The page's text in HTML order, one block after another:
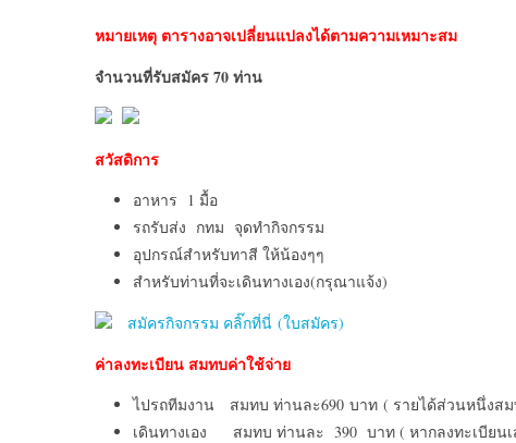
หมายเหตุ ตารางอาจเปลี่ยนแปลงได้ตามความเหมาะสม
จำนวนที่รับสมัคร70 ท่าน
สวัสดิการ
อาหาร 1 มื้อ
รถรับส่ง กทม จุดทำกิจกรรม
อุปกรณ์สำหรับทาสี ให้น้องๆๆ
สำหรับท่านที่จะเดินทางเอง(กรุณาแจ้ง)
สมัครกิจกรรม คลิ๊กที่นี่ (ใบสมัคร)
ค่าลงทะเบียน สมทบค่าใช้จ่าย
ไปรถทีมงาน สมทบ ท่านละ690 บาท ( รายได้ส่วนหนึ่งส
เดินทางเอง สมทบ ท่านละ 390 บาท ( หากลงทะเบียนเ